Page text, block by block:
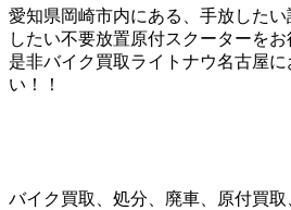
愛知県岡崎市内にある、手放した
したい不要放置原付スクーターをお
是非バイク買取ライトナウ名古屋
い！！
バイク買取、処分、廃車、原付買